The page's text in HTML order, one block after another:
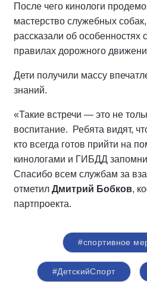
После чего кинологи
мастерство служебных
рассказали об особенностях
правилах дорожного
Дети получили массу
знаний.
«Такие встречи — это не
воспитание. Ребята видят,
кто всегда готов прийти на
кинологами и ГИБДД
Спасибо всем службам за
отметил Дмитрий Бобков,
партпроекта.
#спортивное
#ДетскийСпорт